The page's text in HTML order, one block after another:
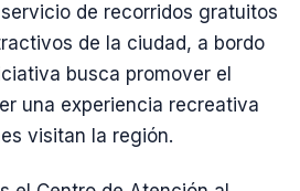
de recorridos gratuitos
de la ciudad, a bordo
busca promover el
una experiencia recreativa
visitan la región.